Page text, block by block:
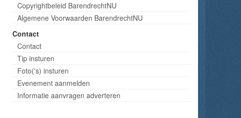
Copyrightbeleid BarendrechtNU
Algemene Voorwaarden BarendrechtNU
Contact
Contact
Tip insturen
Foto('s) insturen
Evenement aanmelden
Informatie aanvragen adverteren